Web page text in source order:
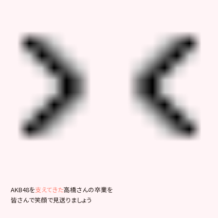
AKB48を支えてきた高橋さんの卒業を
皆さんで笑顔で見送りましょう